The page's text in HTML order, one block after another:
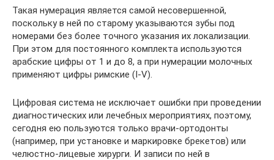
Такая нумерация является самой несовершенной,
поскольку в ней по старому указываются зубы под
номерами без более точного указания их локализации.
При этом для постоянного комплекта используются
арабские цифры от 1 и до 8, а при нумерации молочных
применяют цифры римские (I-V).
Цифровая система не исключает ошибки при проведении
диагностических или лечебных мероприятиях, поэтому,
сегодня ею пользуются только врачи-ортодонты
(например, при установке и маркировке брекетов) или
челюстно-лицевые хирурги. И записи по ней в